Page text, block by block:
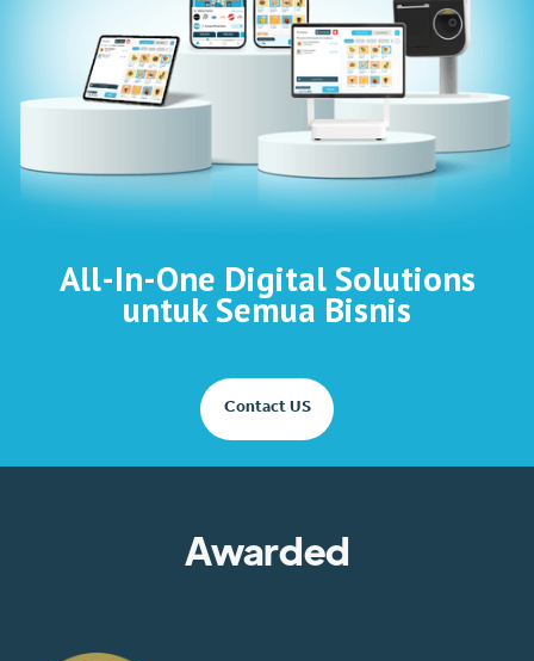
All-In-One Digital Solutions
untuk Semua Bisnis
Contact US
Awarded